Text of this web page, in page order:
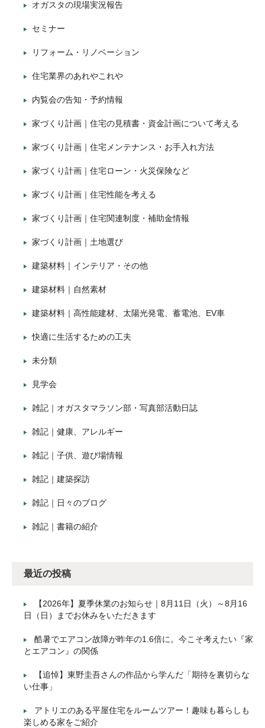
オガスタの現場実況報告
セミナー
リフォーム・リノベーション
住宅業界のあれやこれや
内覧会の告知・予約情報
家づくり計画｜住宅の見積書・資金計画について考える
家づくり計画｜住宅メンテナンス・お手入れ方法
家づくり計画｜住宅ローン・火災保険など
家づくり計画｜住宅性能を考える
家づくり計画｜住宅関連制度・補助金情報
家づくり計画｜土地選び
建築材料｜インテリア・その他
建築材料｜自然素材
建築材料｜高性能建材、太陽光発電、蓄電池、EV車
快適に生活するための工夫
未分類
見学会
雑記｜オガスタマラソン部・写真部活動日誌
雑記｜健康、アレルギー
雑記｜子供、遊び場情報
雑記｜建築探訪
雑記｜日々のブログ
雑記｜書籍の紹介
最近の投稿
【2026年】夏季休業のお知らせ｜8月11日（火）～8月16
日（日）までお休みをいただきます
酷暑でエアコン故障が昨年の1.6倍に。今こそ考えたい『家
とエアコン』の関係
【追悼】東野圭吾さんの作品から学んだ「期待を裏切らな
い仕事」
アトリエのある平屋住宅をルームツアー！趣味も暮らしも
楽しめる家をご紹介